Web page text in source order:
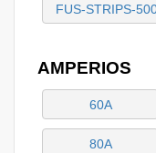
FUS-STRIPS-
AMPERIOS
60A
80A